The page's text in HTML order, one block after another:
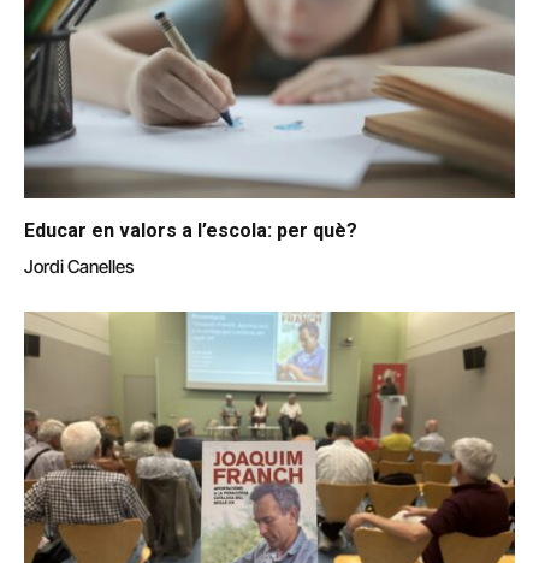
Educar en valors a l’escola: per què?
Jordi Canelles